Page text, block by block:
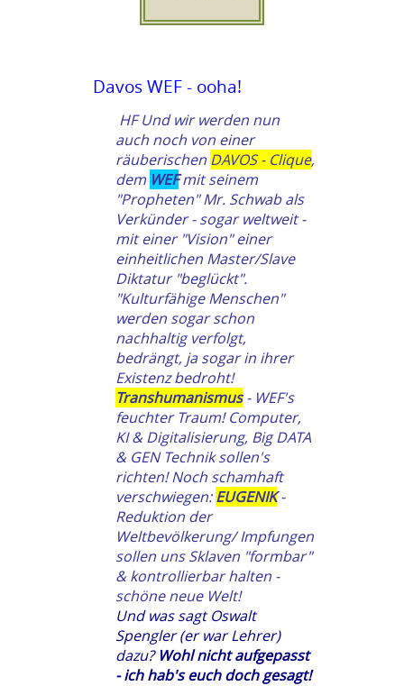
Davos WEF - ooha!
HF Und wir werden nun
auch noch von einer
räuberischen DAVOS - Clique,
dem WEF mit seinem
"Propheten" Mr. Schwab als
Verkünder - sogar weltweit -
mit einer "Vision" einer
einheitlichen Master/Slave
Diktatur "beglückt".
"Kulturfähige Menschen"
werden sogar schon
nachhaltig verfolgt,
bedrängt, ja sogar in ihrer
Existenz bedroht!
Transhumanismus - WEF's
feuchter Traum! Computer,
KI & Digitalisierung, Big DATA
& GEN Technik sollen's
richten! Noch schamhaft
verschwiegen:EUGENIK -
Reduktion der
Weltbevölkerung/ Impfungen
sollen uns Sklaven "formbar"
& kontrollierbar halten -
schöne neue Welt!
Und was sagt Oswalt
Spengler (er war Lehrer)
dazu? Wohl nicht aufgepasst
- ich hab's euch doch gesagt!